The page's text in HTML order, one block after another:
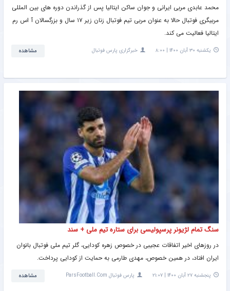
محمد عابدی مربی ایرانی و جوان ساکن ایتالیا پس از گذراندن دوره های بین المللی
مربیگری فوتبال حالا به عنوان مربی تیم فوتبال زنان زیر ۱۷ سال و بزرگسالان آ اس رم
ایتالیا فعالیت می کند.
یکشنبه ۳۰ آبان ۱۴۰۰ | ۸:۰۰ خبرگزاری پارس فوتبال مشاهده
سنگ تمام لژیونر پرسپولیسی برای ستاره تیم ملی + سند
در روزهای اخیر اتفاقات عجیبی در خصوص زهره کودایی، گلر تیم ملی فوتبال بانوان
ایران افتاد، در همین خصوص، مهدی طارمی به حمایت از کودایی پرداخت.
پنجشنبه ۲۷ آبان ۱۴۰۰ | ۲۱:۰۷ پارس فوتبال ParsFootball.Com مشاهده